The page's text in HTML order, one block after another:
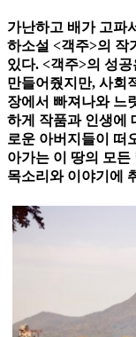
가난하고 배가 고파
하소설 <객주>의 작
있다. <객주>의 성
만들어줬지만, 사회
장에서 빠져나와 느
하게 작품과 인생에
로운 아버지들이 떠
아가는 이 땅의 모
목소리와 이야기에